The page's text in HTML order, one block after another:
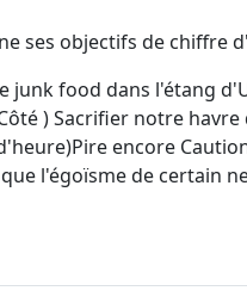
objectifs de chiffre
junk food dans l'étang
) Sacrifier notre
encore
l'égoïsme de